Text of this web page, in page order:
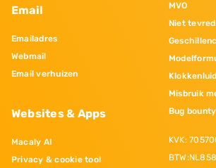
Email
Emailadres
Webmail
Email verhuizen
Websites & Apps
Macaly AI
Privacy & cookie tool
MVO
Niet
Misbruik
Bug bounty
KVK: